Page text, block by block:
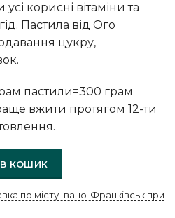
корисні вітаміни та
Пастила від Ого
цукру,
пастили=300 грам
вжити протягом 12-ти
КОШИК
по місту Івано-Франківськ при